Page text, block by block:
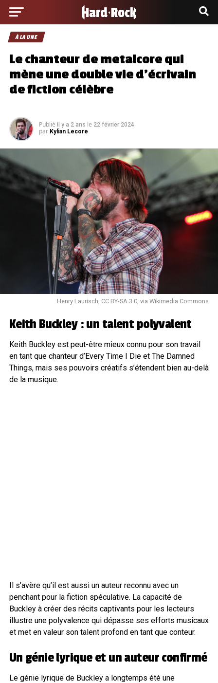
À LA UNE
Le chanteur de metalcore qui
mène une double vie d’écrivain
de fiction célèbre
Publié il y a 2 ans le 22 février 2024
par Kylian Lecore
Henry Laurisch, CC BY-SA 3.0, via Wikimedia Commons
Keith Buckley : un talent polyvalent
Keith Buckley est peut-être mieux connu pour son travail
en tant que chanteur d’Every Time I Die et The Damned
Things, mais ses pouvoirs créatifs s’étendent bien au-delà
de la musique.
Il s’avère qu’il est aussi un auteur reconnu avec un
penchant pour la fiction spéculative. La capacité de
Buckley à créer des récits captivants pour les lecteurs
illustre une polyvalence qui dépasse ses efforts musicaux
et met en valeur son talent profond en tant que conteur.
Un génie lyrique et un auteur confirmé
Le génie lyrique de Buckley a longtemps été une